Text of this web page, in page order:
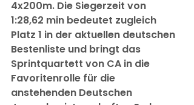
4x200m. Die Siegerzeit von
1:28,62 min bedeutet zugleich
Platz 1 in der aktuellen deutschen
Bestenliste und bringt das
Sprintquartett von CA in die
Favoritenrolle für die
anstehenden Deutschen